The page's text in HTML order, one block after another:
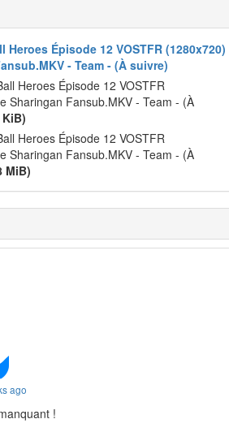
Heroes Épisode 12 VOSTFR (1280x720)
- Team - (À suivre)
Heroes Épisode 12 VOSTFR
Sharingan Fansub.MKV - Team - (À
Heroes Épisode 12 VOSTFR
Sharingan Fansub.MKV - Team - (À
MiB)
ago
!